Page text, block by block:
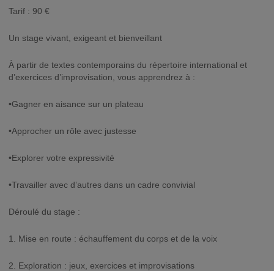
Tarif : 90 €
Un stage vivant, exigeant et bienveillant
À partir de textes contemporains du répertoire international et
d’exercices d’improvisation, vous apprendrez à :
•Gagner en aisance sur un plateau
•Approcher un rôle avec justesse
•Explorer votre expressivité
•Travailler avec d’autres dans un cadre convivial
Déroulé du stage :
1. Mise en route : échauffement du corps et de la voix
2. Exploration : jeux, exercices et improvisations